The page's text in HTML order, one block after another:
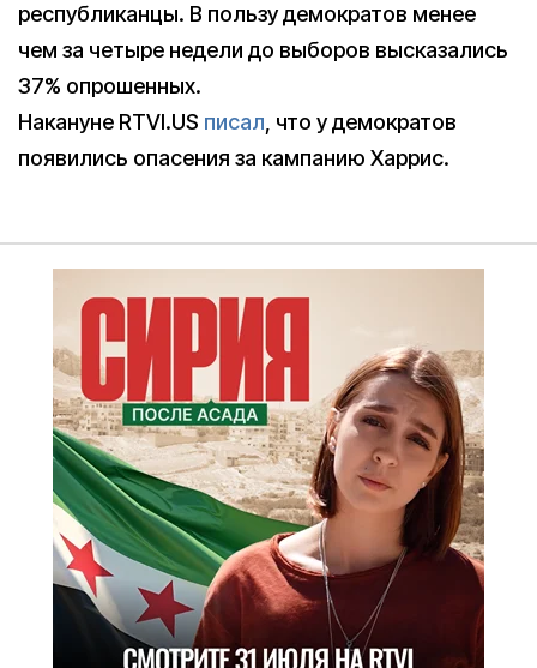
республиканцы. В пользу демократов менее
чем за четыре недели до выборов высказались
37% опрошенных.
Накануне RTVI.US писал, что у демократов
появились опасения за кампанию Харрис.